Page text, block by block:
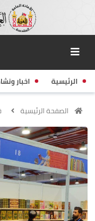
الرئيسية اخبار
الصفحة الرئيسية